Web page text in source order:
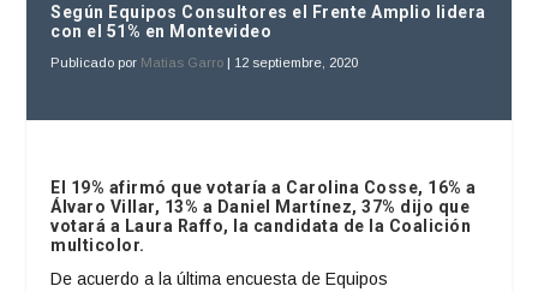
Según Equipos Consultores el Frente Amplio lidera
con el 51% en Montevideo
Publicado por Matias Garro | 12 septiembre, 2020
El 19% afirmó que votaría a Carolina Cosse, 16% a
Álvaro Villar, 13% a Daniel Martínez, 37% dijo que
votará a Laura Raffo, la candidata de la Coalición
multicolor.
De acuerdo a la última encuesta de Equipos